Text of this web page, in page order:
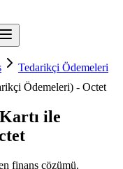
Tedarikçi Ödemeleri
Ödemeleri) - Octet
ile
finans çözümü.